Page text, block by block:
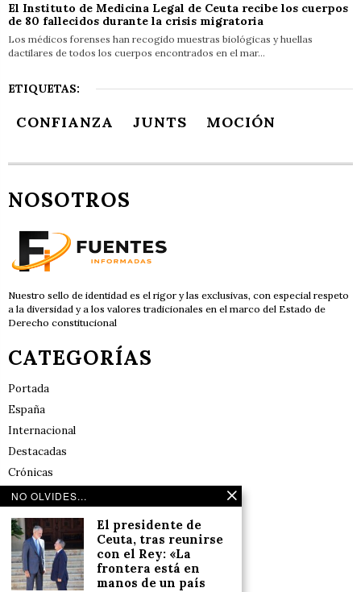
El Instituto de Medicina Legal de Ceuta recibe los cuerpos
de 80 fallecidos durante la crisis migratoria
Los médicos forenses han recogido muestras biológicas y huellas
dactilares de todos los cuerpos encontrados en el mar…
ETIQUETAS:
CONFIANZA JUNTS MOCIÓN
NOSOTROS
Nuestro sello de identidad es el rigor y las exclusivas, con especial respeto
a la diversidad y a los valores tradicionales en el marco del Estado de
Derecho constitucional
CATEGORÍAS
Portada
España
Internacional
Destacadas
Crónicas
Noticias de deportes en España
Reflexiones
LINKS
NO OLVIDES...
El presidente de
Ceuta, tras reunirse
con el Rey: «La
frontera está en
manos de un país